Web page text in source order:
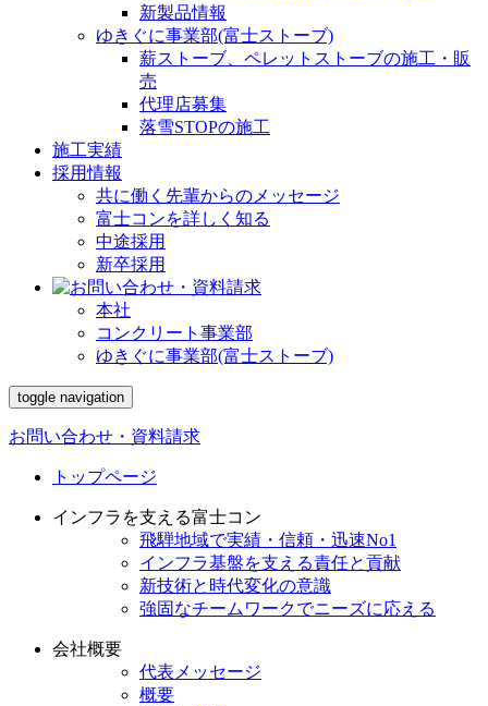
新製品情報
ゆきぐに事業部(富士ストーブ)
薪ストーブ、ペレットストーブの施工・販
売
代理店募集
落雪STOPの施工
施工実績
採用情報
共に働く先輩からのメッセージ
富士コンを詳しく知る
中途採用
新卒採用
本社
コンクリート事業部
ゆきぐに事業部(富士ストーブ)
toggle navigation
お問い合わせ・資料請求
トップページ
インフラを支える富士コン
飛騨地域で実績・信頼・迅速No1
インフラ基盤を支える責任と貢献
新技術と時代変化の意識
強固なチームワークでニーズに応える
会社概要
代表メッセージ
概要